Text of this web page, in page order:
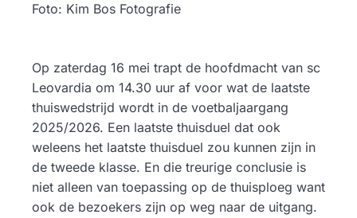
Foto: Kim Bos Fotografie
Op zaterdag 16 mei trapt de hoofdmacht van sc
Leovardia om 14.30 uur af voor wat de laatste
thuiswedstrijd wordt in de voetbaljaargang
2025/2026. Een laatste thuisduel dat ook
weleens het laatste thuisduel zou kunnen zijn in
de tweede klasse. En die treurige conclusie is
niet alleen van toepassing op de thuisploeg want
ook de bezoekers zijn op weg naar de uitgang.